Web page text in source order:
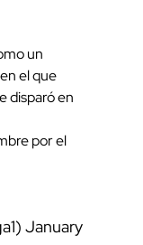
un
el que
disparó en
por el
January